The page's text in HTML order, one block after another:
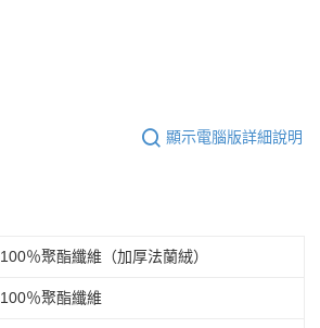
顯示電腦版詳細說明
100％聚酯纖維（加厚法蘭絨）
100％聚酯纖維